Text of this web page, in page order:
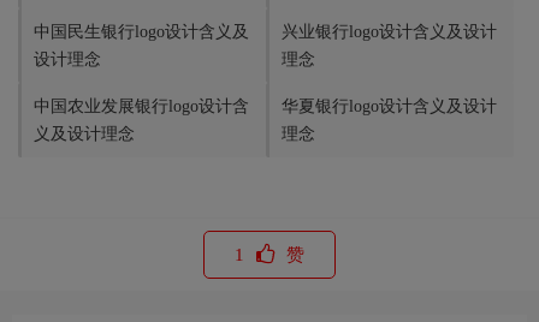
中国民生银行logo设计含义及
设计理念
兴业银行logo设计含义及设计
理念
中国农业发展银行logo设计含
义及设计理念
华夏银行logo设计含义及设计
理念
1 赞